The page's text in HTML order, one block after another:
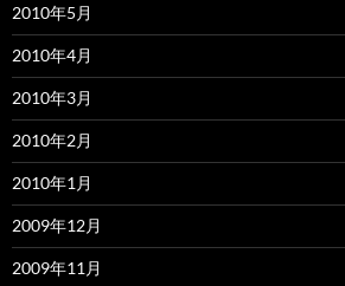
2010年5月
2010年4月
2010年3月
2010年2月
2010年1月
2009年12月
2009年11月